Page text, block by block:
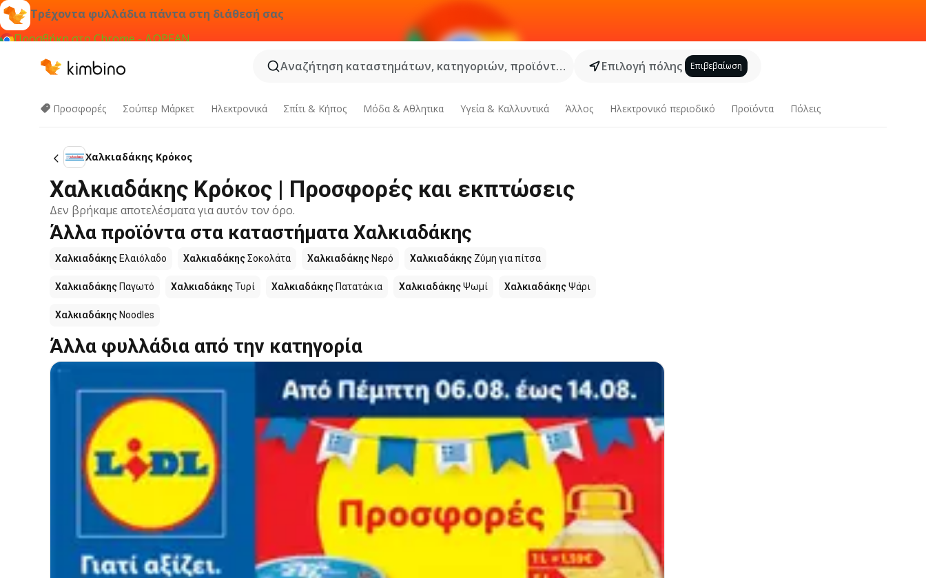
Τρέχοντα φυλλάδια πάντα στη διάθεσή σας
Προσθήκη στο Chrome - ΔΩΡΕΑΝ
Αναζήτηση καταστημάτων, κατηγοριών, προϊόντων...
Επιλογή πόλης Επιβεβαίωση
Προσφορές Σούπερ Μάρκετ Hλεκτρονικά Σπίτι & Κήπος Μόδα & Aθλητικα Υγεία & Καλλυντικά Άλλος Ηλεκτρονικό περιοδικό Προϊόντα Πόλεις
Χαλκιαδάκης Κρόκος
Χαλκιαδάκης Κρόκος | Προσφορές και εκπτώσεις
Δεν βρήκαμε αποτελέσματα για αυτόν τον όρο.
Άλλα προϊόντα στα καταστήματα Χαλκιαδάκης
Χαλκιαδάκης Ελαιόλαδο ΧαλκιαδάκηςΣοκολάτα Χαλκιαδάκης Νερό Χαλκιαδάκης Ζύμη για πίτσα
Χαλκιαδάκης Παγωτό ΧαλκιαδάκηςΤυρί Χαλκιαδάκης Πατατάκια ΧαλκιαδάκηςΨωμί ΧαλκιαδάκηςΨάρι
Χαλκιαδάκης Noodles
Άλλα φυλλάδια από την κατηγορία